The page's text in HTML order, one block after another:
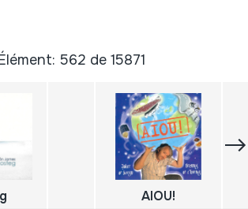
562 de 15871
AIOU!